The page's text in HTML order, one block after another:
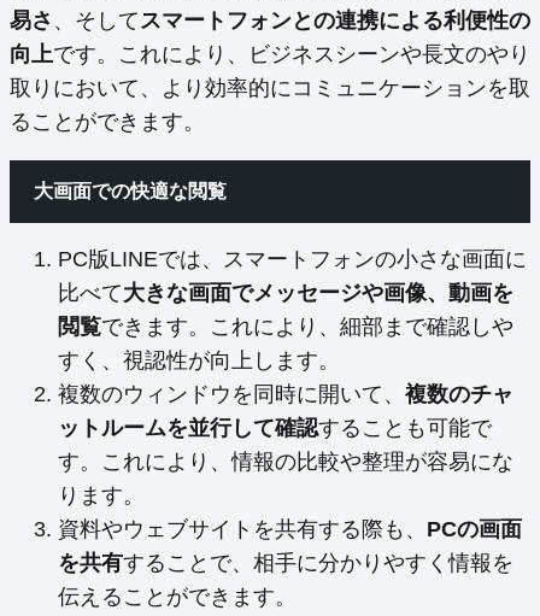
易さ 、そしてスマートフォンとの連携による利便性の
向上です。これにより、ビジネスシーンや長文のやり
取りにおいて、より効率的にコミュニケーションを取
ることができます。
大画面での快適な閲覧
PC版LINEでは、スマートフォンの小さな画面に
比べて大きな画面でメッセージや画像、動画を
閲覧できます。これにより、細部まで確認しや
すく、視認性が向上します。
複数のウィンドウを同時に開いて、 複数のチャ
ットルームを並行して確認することも可能で
す。これにより、情報の比較や整理が容易にな
ります。
資料やウェブサイトを共有する際も、 PCの画面
を共有することで、相手に分かりやすく情報を
伝えることができます。